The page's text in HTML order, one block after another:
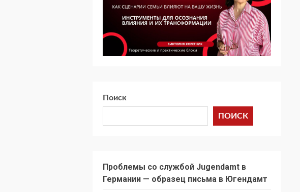
Поиск
ПОИСК
Проблемы со службой Jugendamt в
Германии — образец письма в Югендамт